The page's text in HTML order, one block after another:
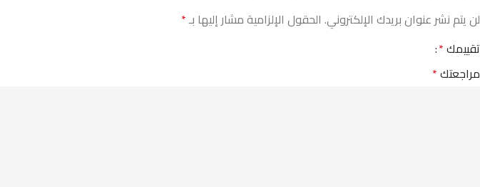
لن يتم نشر عنوان بريدك الإلكتروني. الحقول الإلزامية مشار إليها بـ*
تقييمك*
مراجعتك*